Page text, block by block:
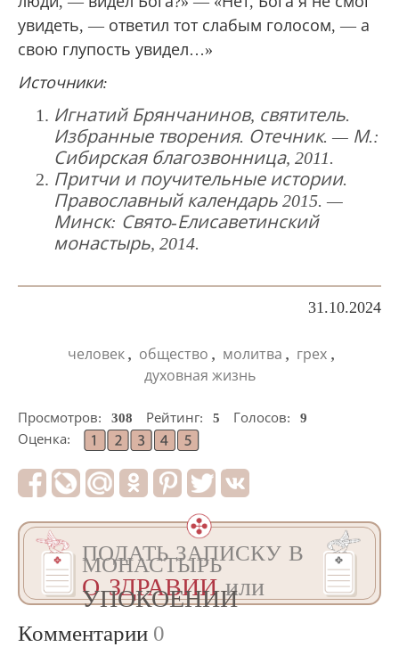
увидеть, — ответил тот слабым голосом, — а
свою глупость увидел…»
Источники:
Игнатий Брянчанинов, святитель.
Избранные творения. Отечник. — М.:
Сибирская благозвонница, 2011.
Притчи и поучительные истории.
Православный календарь 2015. —
Минск: Свято-Елисаветинский
монастырь, 2014.
31.10.2024
человек , общество , молитва , грех ,
духовная жизнь
Просмотров: 308 Рейтинг: 5 Голосов:
9
Оценка:
ПОДАТЬ ЗАПИСКУ В
МОНАСТЫРЬ
О ЗДРАВИИили
УПОКОЕНИИ
Комментарии 0